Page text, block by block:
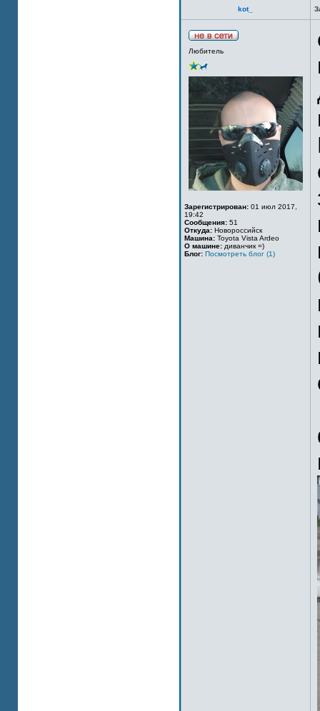
kot_
Любитель
Зарегистрирован: 01 июл 2017,
19:42
Сообщения: 51
Откуда: Новороссийск
Машина: Toyota Vista Ardeo
О машине: диванчик =)
Блог: Посмотреть блог (1)